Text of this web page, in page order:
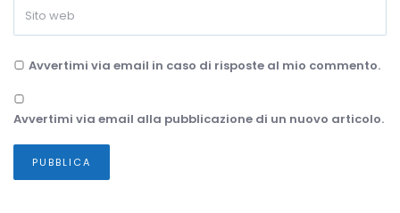
Avvertimi via email in caso di risposte al mio commento.
Avvertimi via email alla pubblicazione di un nuovo articolo.